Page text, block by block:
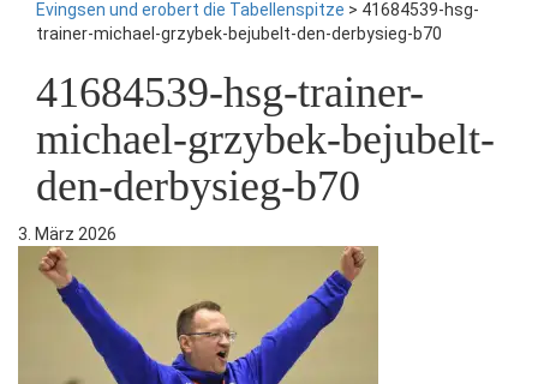
Evingsen und erobert die Tabellenspitze > 41684539-hsg-
trainer-michael-grzybek-bejubelt-den-derbysieg-b70
41684539-hsg-trainer-
michael-grzybek-bejubelt-
den-derbysieg-b70
3. März 2026